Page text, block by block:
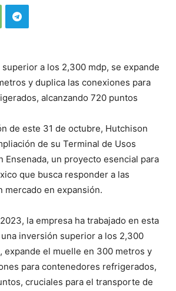
a los 2,300 mdp, se expande
y duplica las conexiones para
alcanzando 720 puntos
de este 31 de octubre, Hutchison
de su Terminal de Usos
Ensenada, un proyecto esencial para
que busca responder a las
mercado en expansión.
la empresa ha trabajado en esta
inversión superior a los 2,300
expande el muelle en 300 metros y
para contenedores refrigerados,
cruciales para el transporte de